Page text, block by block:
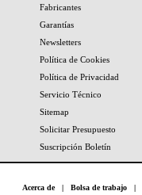
Fabricantes
Garantías
Newsletters
Política de Cookies
Política de Privacidad
Servicio Técnico
Sitemap
Solicitar Presupuesto
Suscripción Boletín
Acerca de| Bolsa de trabajo |